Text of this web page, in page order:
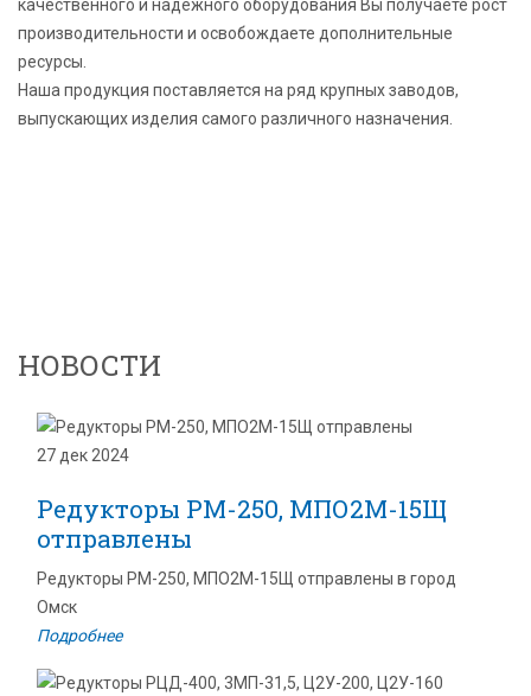
качественного и надежного оборудования Вы получаете рост
производительности и освобождаете дополнительные
ресурсы.
Наша продукция поставляется на ряд крупных заводов,
выпускающих изделия самого различного назначения.
НОВОСТИ
27 дек 2024
Редукторы РМ-250, МПО2М-15Щ
отправлены
Редукторы РМ-250, МПО2М-15Щ отправлены в город
Омск
Подробнее